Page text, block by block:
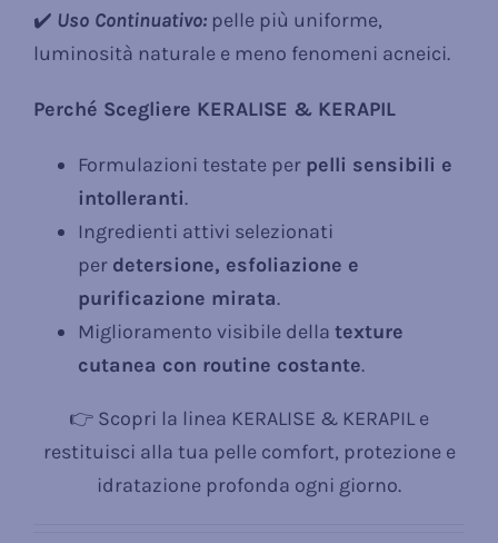
✔️ Uso Continuativo: pelle più uniforme,
luminosità naturale e meno fenomeni acneici.
Perché Scegliere KERALISE & KERAPIL
Formulazioni testate per pelli sensibili e
intolleranti.
Ingredienti attivi selezionati
per detersione, esfoliazione e
purificazione mirata.
Miglioramento visibile della texture
cutanea con routine costante.
👉 Scopri la linea KERALISE & KERAPIL e
restituisci alla tua pelle comfort, protezione e
idratazione profonda ogni giorno.